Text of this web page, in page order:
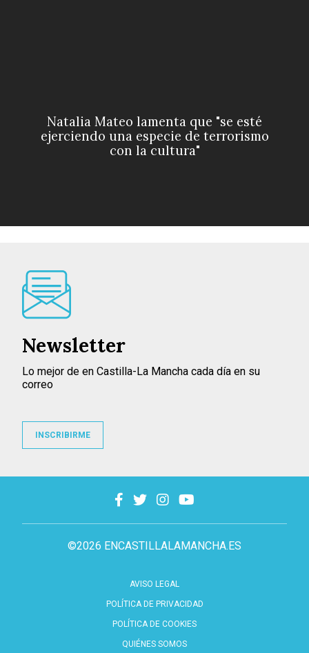
Natalia Mateo lamenta que "se esté
ejerciendo una especie de terrorismo
con la cultura"
©2026 ENCASTILLALAMANCHA.ES
AVISO LEGAL
POLÍTICA DE PRIVACIDAD
POLÍTICA DE COOKIES
QUIÉNES SOMOS
Newsletter
Lo mejor de en Castilla-La Mancha cada día en su
correo
INSCRIBIRME